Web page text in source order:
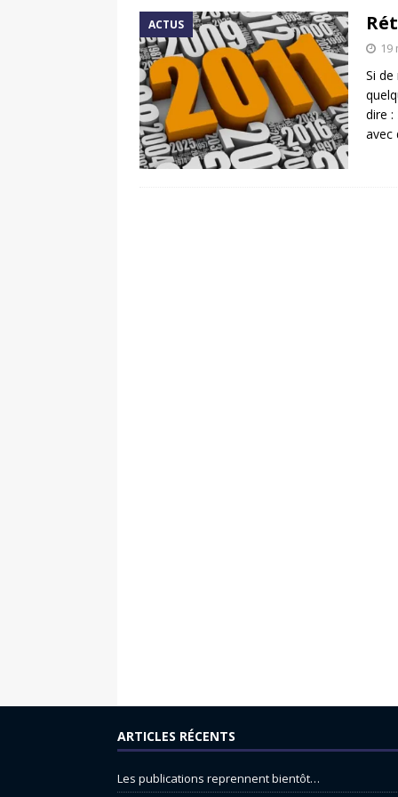
ACTUS
19
Si
dire :
avec
ARTICLES RÉCENTS
Les publications reprennent bientôt…